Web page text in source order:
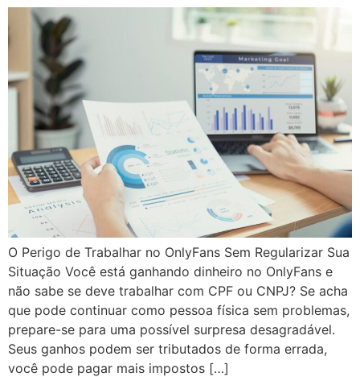
O Perigo de Trabalhar no OnlyFans Sem Regularizar Sua
Situação Você está ganhando dinheiro no OnlyFans e
não sabe se deve trabalhar com CPF ou CNPJ? Se acha
que pode continuar como pessoa física sem problemas,
prepare-se para uma possível surpresa desagradável.
Seus ganhos podem ser tributados de forma errada,
você pode pagar mais impostos […]